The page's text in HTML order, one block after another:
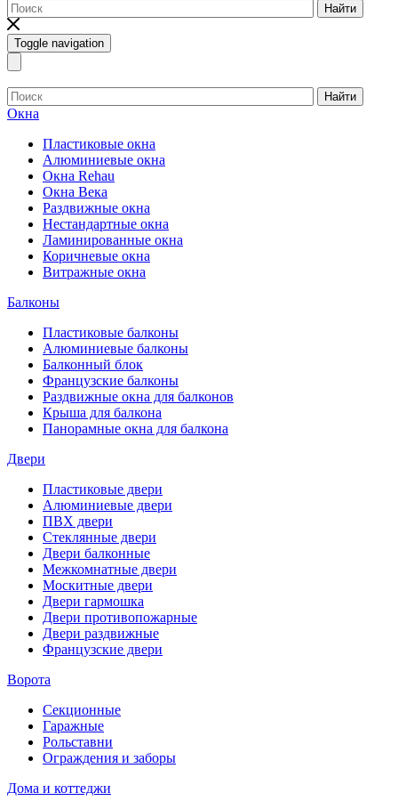
Найти
Toggle navigation
Найти
Окна
Пластиковые окна
Алюминиевые окна
Окна Rehau
Окна Века
Раздвижные окна
Нестандартные окна
Ламинированные окна
Коричневые окна
Витражные окна
Балконы
Пластиковые балконы
Алюминиевые балконы
Балконный блок
Французские балконы
Раздвижные окна для балконов
Крыша для балкона
Панорамные окна для балкона
Двери
Пластиковые двери
Алюминиевые двери
ПВХ двери
Стеклянные двери
Двери балконные
Межкомнатные двери
Москитные двери
Двери гармошка
Двери противопожарные
Двери раздвижные
Французские двери
Ворота
Секционные
Гаражные
Рольставни
Ограждения и заборы
Дома и коттеджи